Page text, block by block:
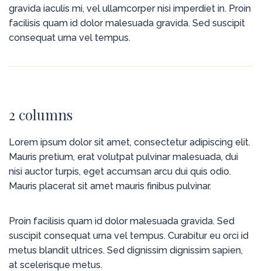
gravida iaculis mi, vel ullamcorper nisi imperdiet in. Proin
facilisis quam id dolor malesuada gravida. Sed suscipit
consequat urna vel tempus.
2 columns
Lorem ipsum dolor sit amet, consectetur adipiscing elit.
Mauris pretium, erat volutpat pulvinar malesuada, dui
nisi auctor turpis, eget accumsan arcu dui quis odio.
Mauris placerat sit amet mauris finibus pulvinar.
Proin facilisis quam id dolor malesuada gravida. Sed
suscipit consequat urna vel tempus. Curabitur eu orci id
metus blandit ultrices. Sed dignissim dignissim sapien,
at scelerisque metus.